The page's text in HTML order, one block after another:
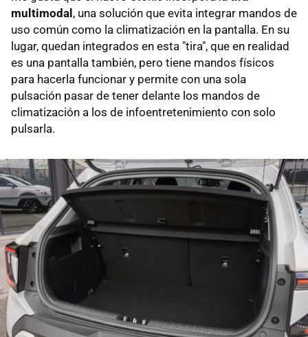
multimodal , una solución que evita integrar mandos de
uso común como la climatización en la pantalla. En su
lugar, quedan integrados en esta "tira", que en realidad
es una pantalla también, pero tiene mandos físicos
para hacerla funcionar y permite con una sola
pulsación pasar de tener delante los mandos de
climatización a los de infoentretenimiento con solo
pulsarla.